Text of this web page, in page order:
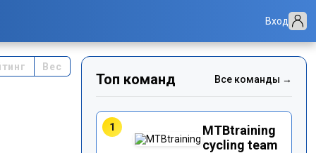
Вход
Вес
Топ команд Все команды →
1
MTBtraining
cycling team